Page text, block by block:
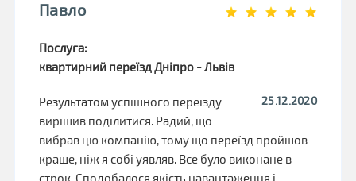
Павло
Послуга:
квартирний переїзд Дніпро - Львів
25.12.2020
Результатом успішного переїзду
вирішив поділитися. Радий, що
вибрав цю компанію, тому що переїзд пройшов
краще, ніж я собі уявляв. Все було виконане в
строк. Сподобалося якість навантаження і